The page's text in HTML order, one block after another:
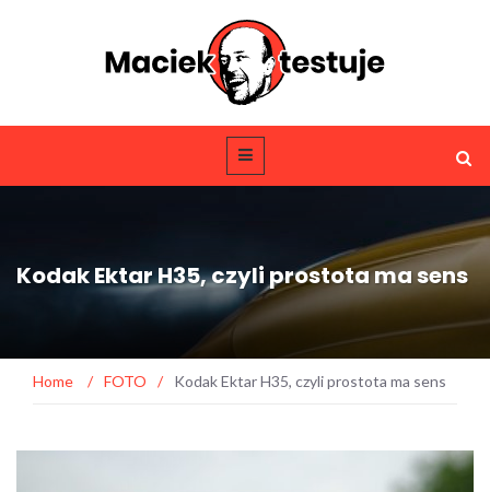
Kodak Ektar H35, czyli prostota ma sens
Home / FOTO / Kodak Ektar H35, czyli prostota ma sens